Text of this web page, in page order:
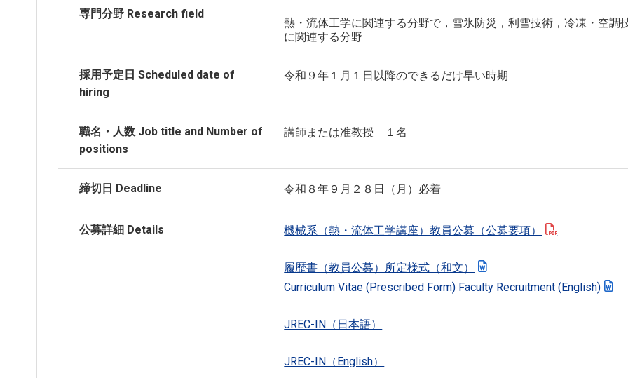
専門分野 Research field
熱・流体工学に関連する分野で，雪氷防災，利雪技術，冷凍・空調
に関連する分野
採用予定日 Scheduled date of
hiring
令和９年１月１日以降のできるだけ早い時期
職名・人数 Job title and Number of
positions
講師または准教授 １名
締切日 Deadline 令和８年９月２８日（月）必着
公募詳細 Details 機械系（熱・流体工学講座）教員公募（公募要項）
履歴書（教員公募）所定様式（和文）
Curriculum Vitae (Prescribed Form) Faculty Recruitment (English)
JREC-IN（日本語）
JREC-IN（English）